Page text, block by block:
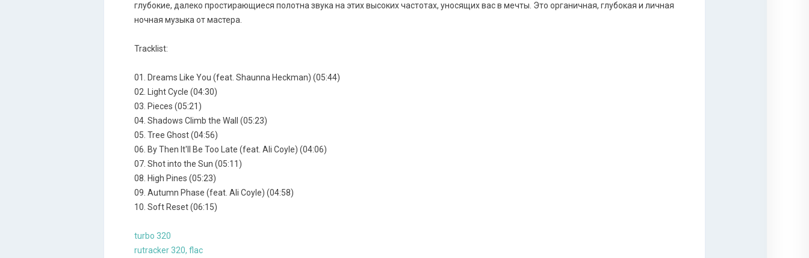
глубокие, далеко простирающиеся полотна звука на этих высоких частотах, уносящих вас в мечты. Это органичная, глубокая и личная
ночная музыка от мастера.
Tracklist:
01. Dreams Like You (feat. Shaunna Heckman) (05:44)
02. Light Cycle (04:30)
03. Pieces (05:21)
04. Shadows Climb the Wall (05:23)
05. Tree Ghost (04:56)
06. By Then It'll Be Too Late (feat. Ali Coyle) (04:06)
07. Shot into the Sun (05:11)
08. High Pines (05:23)
09. Autumn Phase (feat. Ali Coyle) (04:58)
10. Soft Reset (06:15)
turbo 320
rutracker 320, flac